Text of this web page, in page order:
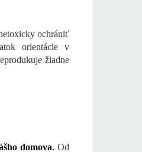
ochrániť
orientácie v
žiadne
domova. Od